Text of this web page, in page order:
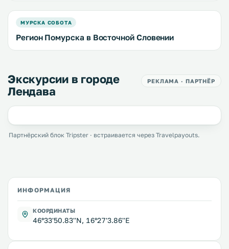
МУРСКА СОБОТА
Регион Помурска в Восточной Словении
Экскурсии в городе
Лендава
РЕКЛАМА · ПАРТНЁР
Партнёрский блок Tripster · встраивается через Travelpayouts.
ИНФОРМАЦИЯ
КООРДИНАТЫ
46°33'50.83''N, 16°27'3.86''E